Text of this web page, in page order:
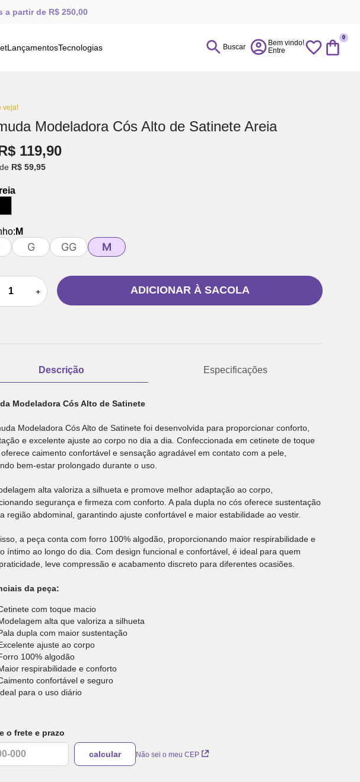
a partir de R$ 250,00
LançamentosTecnologias Buscar
0
veja!
Modeladora Cós Alto de Satinete Areia
119,90
R$ 59,95
M
G GG M
＋ ADICIONAR À SACOLA
Descrição Especificações
Modeladora Cós Alto de Satinete
Modeladora Cós Alto de Satinete foi desenvolvida para proporcionar conforto,
e excelente ajuste ao corpo no dia a dia. Confeccionada em cetinete de toque
caimento confortável e sensação agradável em contato com a pele,
bem-estar prolongado durante o uso.
alta valoriza a silhueta e promove melhor adaptação ao corpo,
segurança e firmeza com conforto. A pala dupla no cós oferece sustentação
região abdominal, garantindo ajuste confortável e maior estabilidade ao vestir.
a peça conta com forro 100% algodão, proporcionando maior respirabilidade e
íntimo ao longo do dia. Com design funcional e confortável, é ideal para quem
leve compressão e acabamento discreto para diferentes ocasiões.
da peça:
com toque macio
alta que valoriza a silhueta
dupla com maior sustentação
ajuste ao corpo
100% algodão
respirabilidade e conforto
confortável e seguro
para o uso diário
o frete e prazo
Não sei o meu CEP